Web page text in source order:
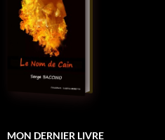
MON DERNIER LIVRE